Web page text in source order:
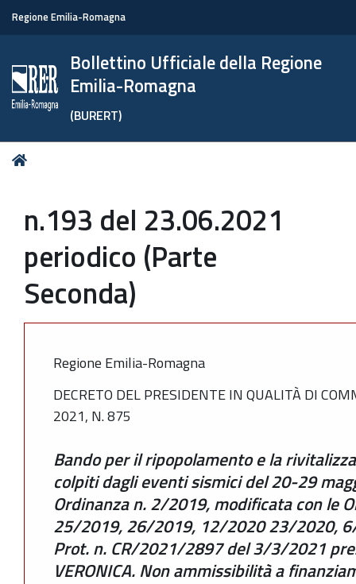
Regione Emilia-Romagna
Bollettino Ufficiale della Regione
Emilia-Romagna
(BURERT)
Tu
n.193 del 23.06.2021
periodico (Parte
Seconda)
Regione Emilia-Romagna
DECRETO DEL PRESIDENTE IN QUALITÀ DI
2021, N. 875
Bando per il ripopolamento e la
colpiti dagli eventi sismici del 20-29
Ordinanza n. 2/2019, modificata con le
25/2019, 26/2019, 12/2020 23/2020,
Prot. n. CR/2021/2897 del 3/3/2021
VERONICA. Non ammissibilità a